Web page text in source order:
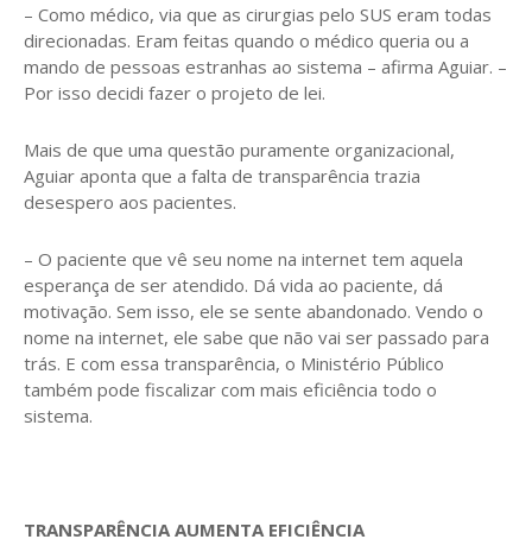
– Como médico, via que as cirurgias pelo SUS eram todas
direcionadas. Eram feitas quando o médico queria ou a
mando de pessoas estranhas ao sistema – afirma Aguiar. –
Por isso decidi fazer o projeto de lei.
Mais de que uma questão puramente organizacional,
Aguiar aponta que a falta de transparência trazia
desespero aos pacientes.
– O paciente que vê seu nome na internet tem aquela
esperança de ser atendido. Dá vida ao paciente, dá
motivação. Sem isso, ele se sente abandonado. Vendo o
nome na internet, ele sabe que não vai ser passado para
trás. E com essa transparência, o Ministério Público
também pode fiscalizar com mais eficiência todo o
sistema.
TRANSPARÊNCIA AUMENTA EFICIÊNCIA